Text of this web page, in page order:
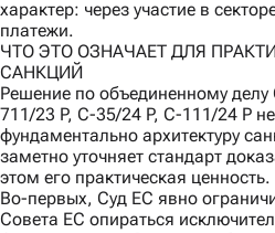
характер: через участие в
платежи.
ЧТО ЭТО ОЗНАЧАЕТ ДЛЯ
САНКЦИЙ
Решение по объединенному
711/23 P, C-35/24 P, C-111/24 P
фундаментально архитектуру
заметно уточняет стандарт
этом его практическая ценность.
Во-первых, Суд ЕС явно
Совета ЕС опираться